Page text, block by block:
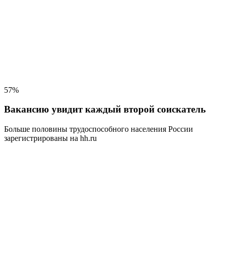
57%
Вакансию увидит каждый второй соискатель
Больше половины трудоспособного населения России
зарегистрированы на hh.ru